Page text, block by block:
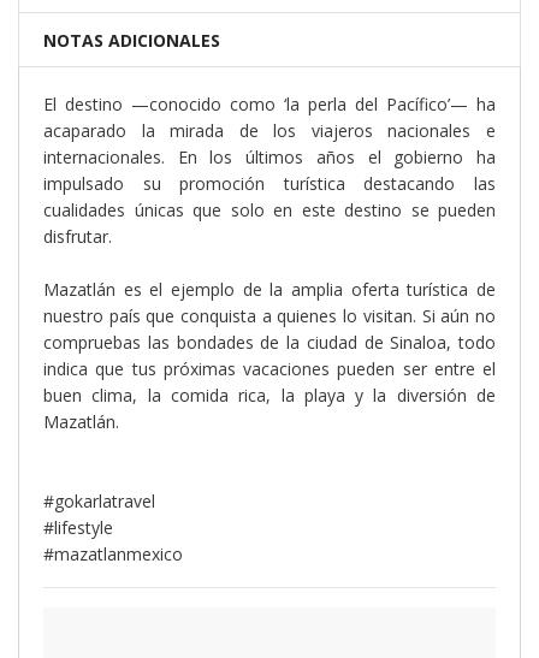
NOTAS ADICIONALES
El destino —conocido como ‘la perla del Pacífico’— ha
acaparado la mirada de los viajeros nacionales e
internacionales. En los últimos años el gobierno ha
impulsado su promoción turística destacando las
cualidades únicas que solo en este destino se pueden
disfrutar.
Mazatlán es el ejemplo de la amplia oferta turística de
nuestro país que conquista a quienes lo visitan. Si aún no
compruebas las bondades de la ciudad de Sinaloa, todo
indica que tus próximas vacaciones pueden ser entre el
buen clima, la comida rica, la playa y la diversión de
Mazatlán.
#gokarlatravel
#lifestyle
#mazatlanmexico